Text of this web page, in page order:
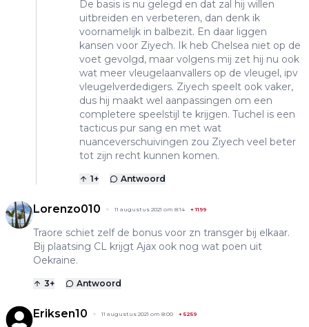
De basis is nu gelegd en dat zal hij willen
uitbreiden en verbeteren, dan denk ik
voornamelijk in balbezit. En daar liggen
kansen voor Ziyech. Ik heb Chelsea niet op de
voet gevolgd, maar volgens mij zet hij nu ook
wat meer vleugelaanvallers op de vleugel, ipv
vleugelverdedigers. Ziyech speelt ook vaker,
dus hij maakt wel aanpassingen om een
completere speelstijl te krijgen. Tuchel is een
tacticus pur sang en met wat
nuanceverschuivingen zou Ziyech veel beter
tot zijn recht kunnen komen.
1+ Antwoord
Lorenzo010 11 augustus 2021 om 8:14 +1199
Traore schiet zelf de bonus voor zn transger bij elkaar.
Bij plaatsing CL krijgt Ajax ook nog wat poen uit
Oekraine.
3+ Antwoord
Eriksen10 11 augustus 2021 om 8:00 + 5259